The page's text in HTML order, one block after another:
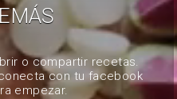
o compartir recetas.
con tu facebook
empezar.